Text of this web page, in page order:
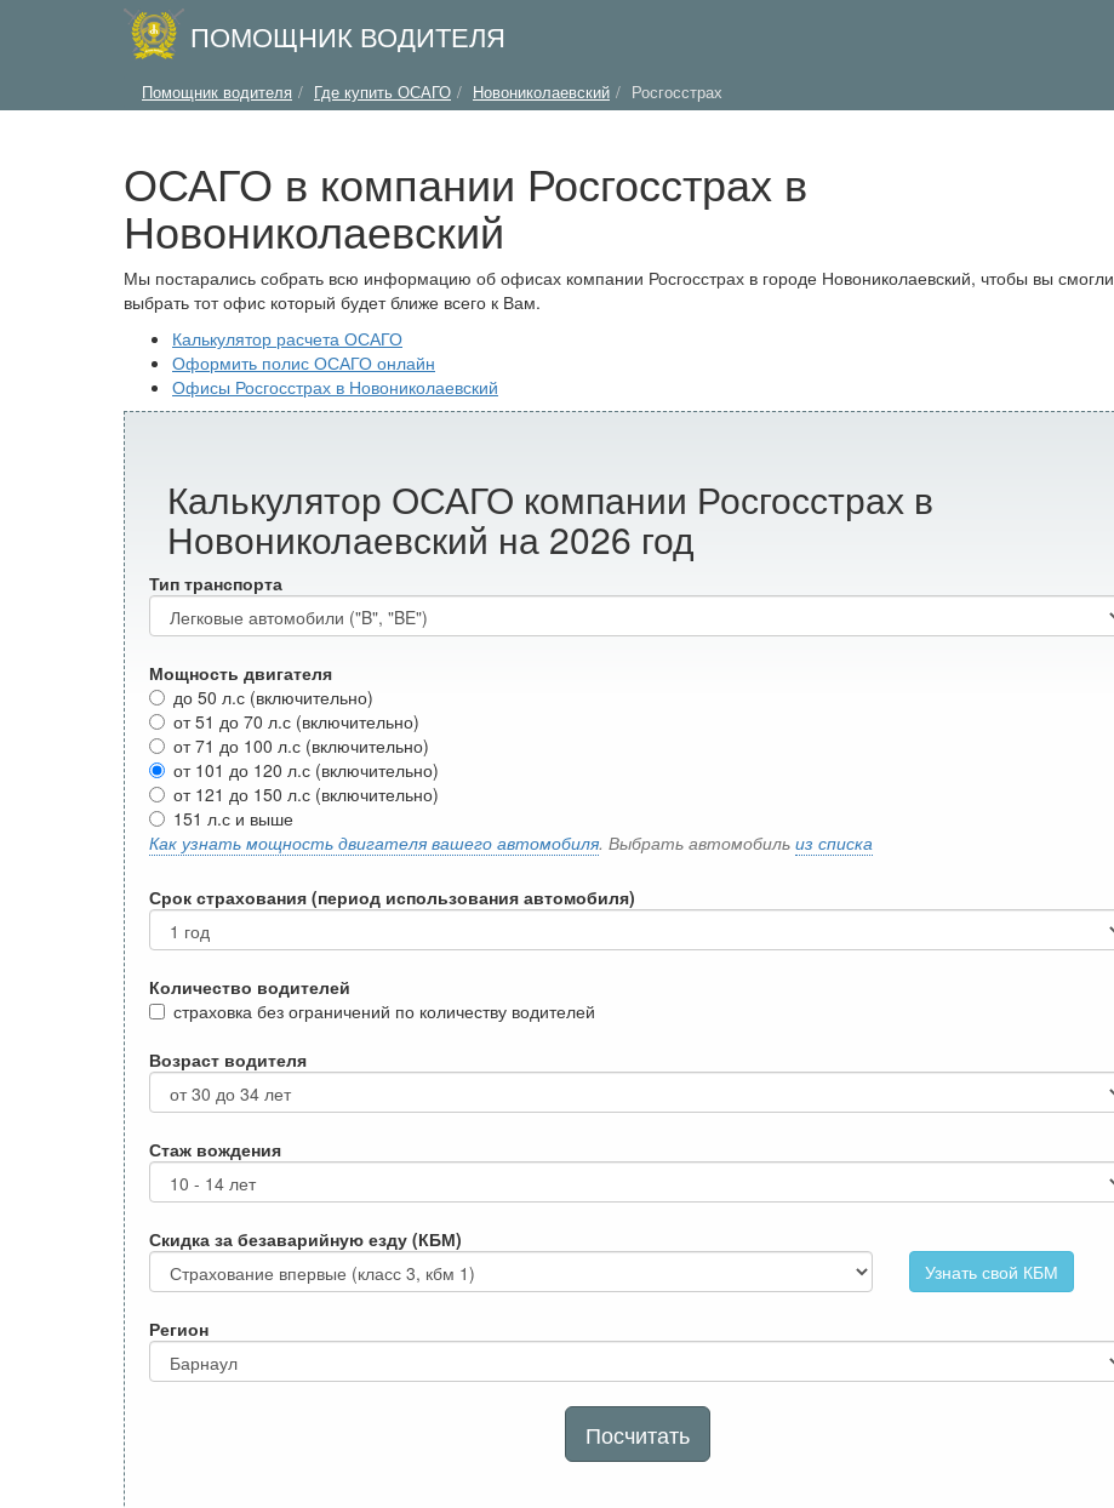
ПОМОЩНИК ВОДИТЕЛЯ
Помощник водителя Где купить ОСАГО Новониколаевский Росгосстрах
ОСАГО в компании Росгосстрах в
Новониколаевский
Мы постарались собрать всю информацию об офисах компании Росгосстрах в городе Новониколаевский, чтобы вы смогли
выбрать тот офис который будет ближе всего к Вам.
Калькулятор расчета ОСАГО
Оформить полис ОСАГО онлайн
Офисы Росгосстрах в Новониколаевский
Калькулятор ОСАГО компании Росгосстрах в
Новониколаевский на 2026 год
Тип транспорта
Мощность двигателя
до 50 л.с (включительно)
от 51 до 70 л.с (включительно)
от 71 до 100 л.с (включительно)
от 101 до 120 л.с (включительно)
от 121 до 150 л.с (включительно)
151 л.с и выше
Как узнать мощность двигателя вашего автомобиля. Выбрать автомобиль из списка
Срок страхования (период использования автомобиля)
Количество водителей
страховка без ограничений по количеству водителей
Возраст водителя
Стаж вождения
Скидка за безаварийную езду (КБМ)
Узнать свой КБМ
Регион
Посчитать